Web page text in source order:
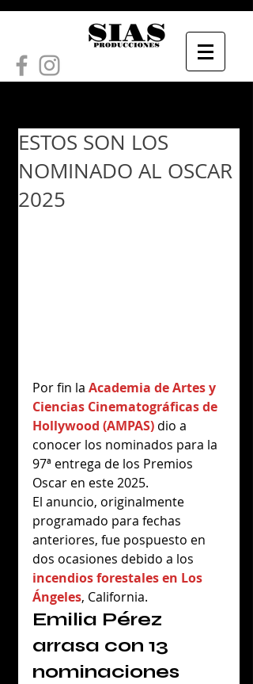
ESTOS SON LOS
NOMINADO AL OSCAR
2025
Por fin la Academia de Artes y
Ciencias Cinematográficas de
Hollywood (AMPAS) dio a
conocer los nominados para la
97ª entrega de los Premios
Oscar en este 2025.
El anuncio, originalmente
programado para fechas
anteriores, fue pospuesto en
dos ocasiones debido a los
incendios forestales en Los
Ángeles, California.
Emilia Pérez
arrasa con 13
nominaciones